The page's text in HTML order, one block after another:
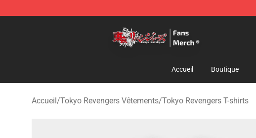
Accueil Boutique
Accueil/Tokyo Revengers Vêtements/Tokyo Revengers T-shirts